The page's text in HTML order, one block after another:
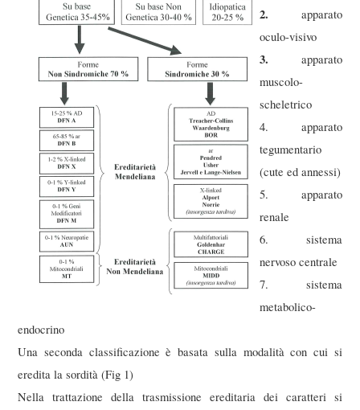
2. apparato
oculo-visivo
3. apparato
muscolo-
scheletrico
4. apparato
tegumentario
(cute ed annessi)
5. apparato
renale
6. sistema
nervoso centrale
7. sistema
metabolico-
endocrino
Una seconda classificazione è basata sulla modalità con cui si
eredita la sordità (Fig 1)
Nella trattazione della trasmissione ereditaria dei caratteri si